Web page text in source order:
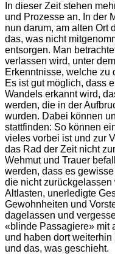
In dieser Zeit stehen
und Prozesse an. In der
nun darum, am alten Ort
das, was nicht
entsorgen. Man
verlassen wird, unter
Erkenntnisse, welche zu
Es ist gut möglich, dass
Wandels erkannt wird,
werden, die in der
wurden. Dabei können
stattfinden: So können
vieles vorbei ist und zur
das Rad der Zeit nicht
Wehmut und Trauer
werden, dass es
die nicht
Altlasten, unerledigte
Gewohnheiten und
dagelassen und
«blinde Passagiere» mit
und haben dort
und das, was geschieht.